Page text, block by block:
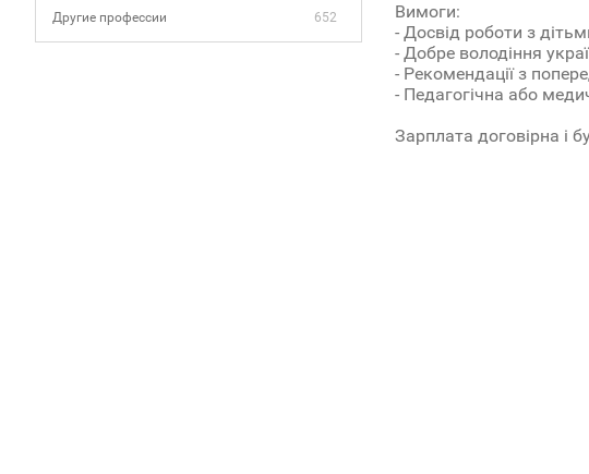
Другие профессии 652
Вимоги:
- Досвід роботи з
- Добре володіння
- Рекомендації з
- Педагогічна або
Зарплата договірна і